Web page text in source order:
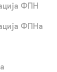
ФПН
ФПНа